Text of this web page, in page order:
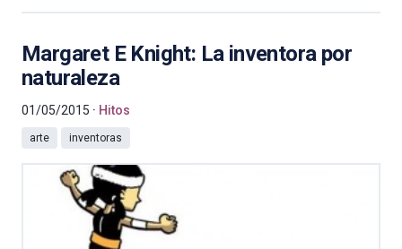
Margaret E Knight: La inventora por
naturaleza
01/05/2015 Hitos
arte inventoras